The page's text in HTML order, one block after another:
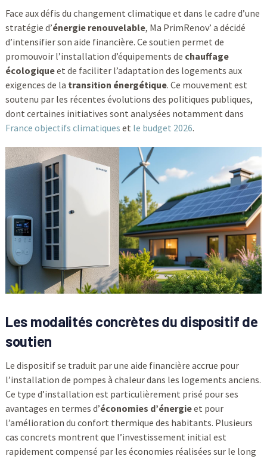
Face aux défis du changement climatique et dans le cadre d’une
stratégie d’énergie renouvelable, Ma PrimRenov’ a décidé
d’intensifier son aide financière. Ce soutien permet de
promouvoir l’installation d’équipements de chauffage
écologiqueet de faciliter l’adaptation des logements aux
exigences de la transition énergétique. Ce mouvement est
soutenu par les récentes évolutions des politiques publiques,
dont certaines initiatives sont analysées notamment dans
France objectifs climatiques et le budget 2026.
Les modalités concrètes du dispositif de
soutien
Le dispositif se traduit par une aide financière accrue pour
l’installation de pompes à chaleur dans les logements anciens.
Ce type d’installation est particulièrement prisé pour ses
avantages en termes d’économies d’énergieet pour
l’amélioration du confort thermique des habitants. Plusieurs
cas concrets montrent que l’investissement initial est
rapidement compensé par les économies réalisées sur le long